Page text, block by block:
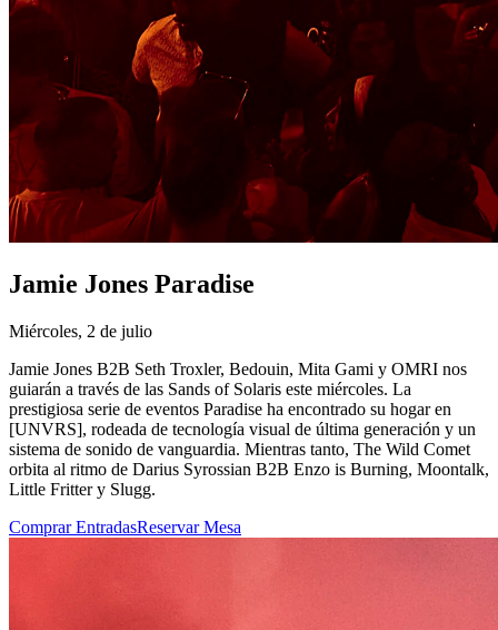
Jamie Jones Paradise
Miércoles, 2 de julio
Jamie Jones B2B Seth Troxler, Bedouin, Mita Gami y OMRI nos
guiarán a través de las Sands of Solaris este miércoles. La
prestigiosa serie de eventos Paradise ha encontrado su hogar en
[UNVRS], rodeada de tecnología visual de última generación y un
sistema de sonido de vanguardia. Mientras tanto, The Wild Comet
orbita al ritmo de Darius Syrossian B2B Enzo is Burning, Moontalk,
Little Fritter y Slugg.
Comprar EntradasReservar Mesa